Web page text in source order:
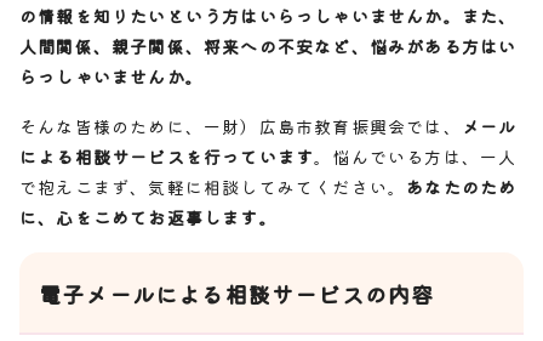
の情報を知りたいという方はいらっしゃいませんか。また、
人間関係、親子関係、将来への不安など、悩みがある方はい
らっしゃいませんか。
そんな皆様のために、一財）広島市教育振興会では、
メール
による相談サービスを行っています。悩んでいる方は、一人
で抱えこまず、気軽に相談してみてください。 あなたのため
に、心をこめてお返事します。
電子メールによる相談サービスの内容